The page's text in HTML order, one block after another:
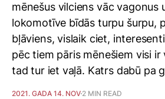
mēnešus vilciens vāc vagonus
lokomotīve bīdās turpu šurpu,
bļāviens, vislaik ciet,
pēc tiem pāris mēnešiem visi ir
tad tur iet vaļā. Katrs dabū pa
2021. GADA 14. NOV 2 MIN READ